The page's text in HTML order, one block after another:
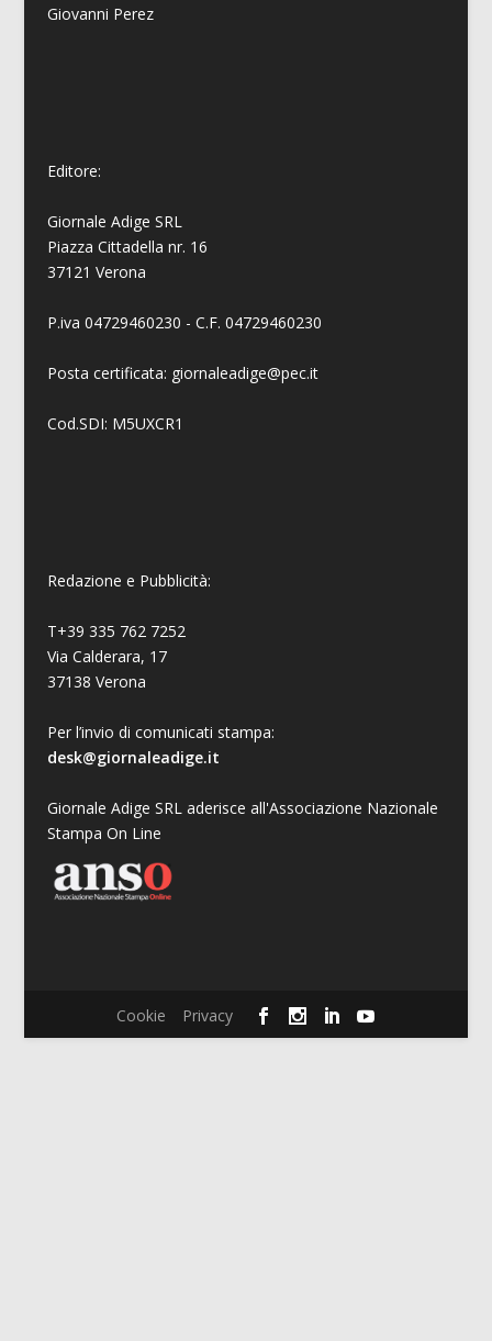
Giovanni Perez
Editore:
Giornale Adige SRL
Piazza Cittadella nr. 16
37121 Verona
P.iva 04729460230 - C.F. 04729460230
Posta certificata: giornaleadige@pec.it
Cod.SDI: M5UXCR1
Redazione e Pubblicità:
T+39 335 762 7252
Via Calderara, 17
37138 Verona
Per l’invio di comunicati stampa:
desk@giornaleadige.it
Giornale Adige SRL aderisce all'Associazione Nazionale
Stampa On Line
Cookie Privacy